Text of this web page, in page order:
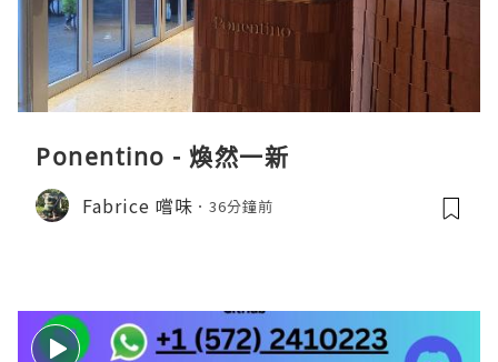
Ponentino - 煥然一新
Fabrice 嚐味 36分鐘前